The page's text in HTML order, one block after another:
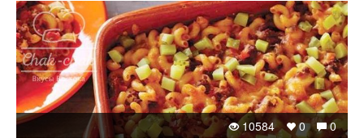
0
0
10584